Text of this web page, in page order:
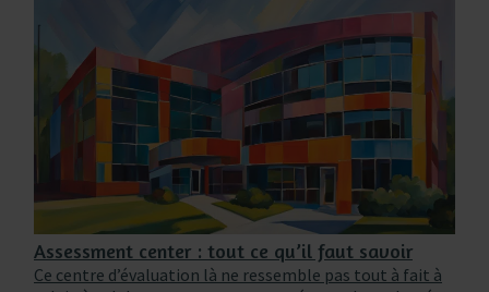
Assessment center : tout ce qu’il faut savoir
Ce centre d’évaluation là ne ressemble pas tout à fait à